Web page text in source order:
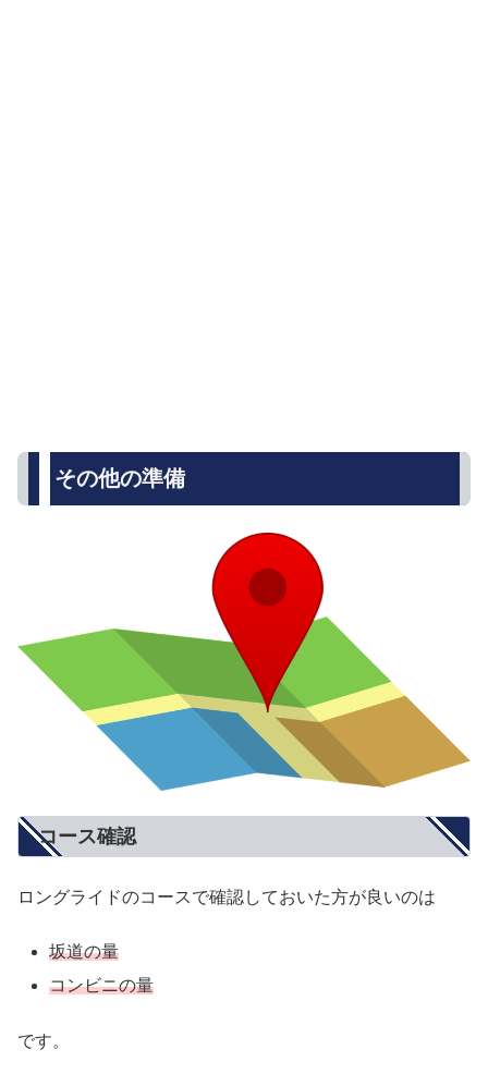
その他の準備
コース確認
ロングライドのコースで確認しておいた方が良いのは
坂道の量
コンビニの量
です。